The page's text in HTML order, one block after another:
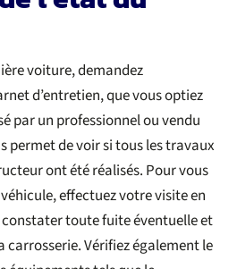
voiture, demandez
d’entretien, que vous optiez
par un professionnel ou vendu
permet de voir si tous les travaux
ont été réalisés. Pour vous
effectuez votre visite en
toute fuite éventuelle et
Vérifiez également le